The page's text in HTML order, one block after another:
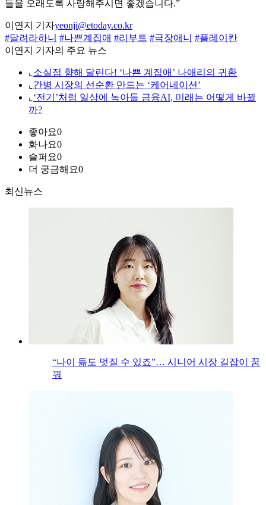
들을 오래도록 사랑해주시면 좋겠습니다.”
이연지 기자yeonji@etoday.co.kr
#달려라하니 #나쁜계집애 #리부트 #극장애니 #플레이칸
이연지 기자의 주요 뉴스
⌞ 소실점 향해 달린다! ‘나쁜 계집애’ 나애리의 귀환
⌞ 간병 시장의 선순환 만드는 ‘케어네이션’
⌞ ‘전기’처럼 일상에 녹아들 금융AI, 미래는 어떻게 바뀔
까?
좋아요0
화나요0
슬퍼요0
더 궁금해요0
최신뉴스
“나이 듦도 멋질 수 있죠”… 시니어 시장 길잡이 꿈
꿔